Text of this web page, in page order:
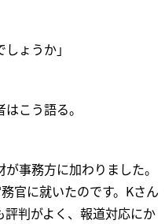
ょうか」
こう語る。
事務方に加わりました。
官に就いたのです。Kさん
判がよく、報道対応にか